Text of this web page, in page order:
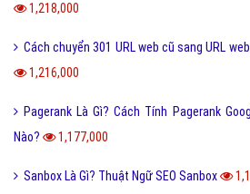
1,218,000
Cách chuyển 301 URL web cũ sang URL
1,216,000
Pagerank Là Gì? Cách Tính Pagerank
Nào?
1,177,000
Sanbox Là Gì? Thuật Ngữ SEO Sanbox